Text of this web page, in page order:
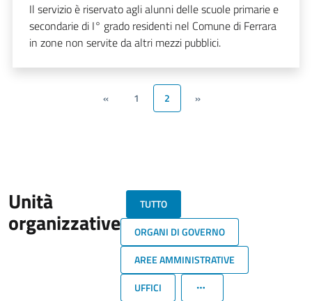
Il servizio è riservato agli alunni delle scuole primarie e
secondarie di I° grado residenti nel Comune di Ferrara
in zone non servite da altri mezzi pubblici.
« 1 2 »
Unità
organizzative
TUTTO
ORGANI DI GOVERNO
AREE AMMINISTRATIVE
UFFICI